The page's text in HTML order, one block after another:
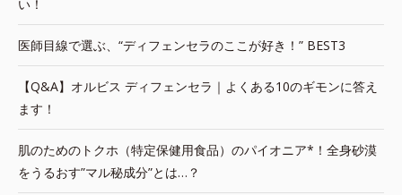
い！
医師目線で選ぶ、“ディフェンセラのここが好き！” BEST3
【Q&A】オルビス ディフェンセラ｜よくある10のギモンに答え
ます！
肌のためのトクホ（特定保健用食品）のパイオニア*！全身砂漠
をうるおす”マル秘成分”とは…？